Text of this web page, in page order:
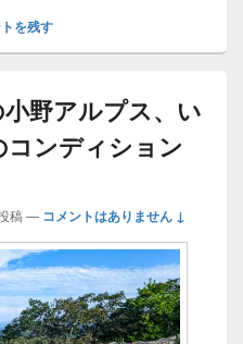
を残す
小野アルプス、い
コンディション
稿 — コメントはありません ↓